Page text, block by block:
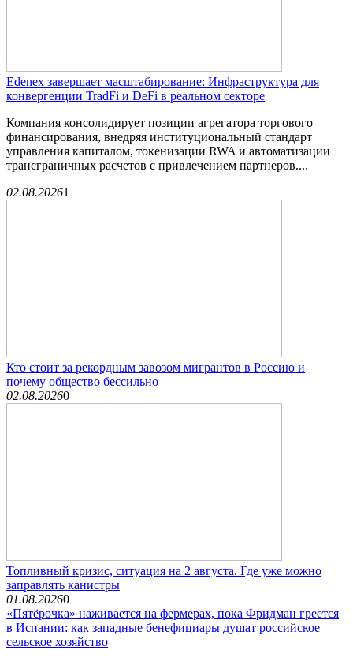
Edenex завершает масштабирование: Инфраструктура для
конвергенции TradFi и DeFi в реальном секторе
Компания консолидирует позиции агрегатора торгового
финансирования, внедряя институциональный стандарт
управления капиталом, токенизации RWA и автоматизации
трансграничных расчетов с привлечением партнеров....
02.08.20261
Кто стоит за рекордным завозом мигрантов в Россию и
почему общество бессильно
02.08.20260
Топливный кризис, ситуация на 2 августа. Где уже можно
заправлять канистры
01.08.20260
«Пятёрочка» наживается на фермерах, пока Фридман греется
в Испании: как западные бенефициары душат российское
сельское хозяйство